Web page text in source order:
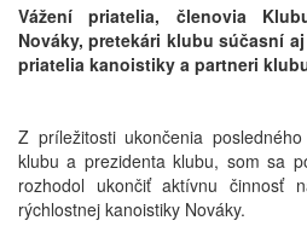
Vážení priatelia, členovia
Nováky, pretekári klubu súčasní
priatelia kanoistiky a partneri
Z príležitosti ukončenia
klubu a prezidenta klubu, som sa
rozhodol ukončiť aktívnu činnosť
rýchlostnej kanoistiky Nováky.